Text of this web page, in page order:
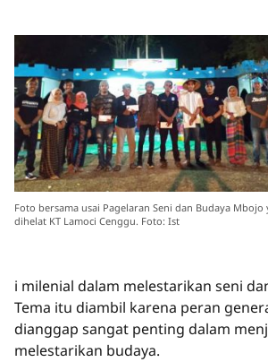
Foto bersama usai Pagelaran Seni dan Budaya Mbojo
dihelat KT Lamoci Cenggu. Foto: Ist
i milenial dalam melestarikan seni
Tema itu diambil karena peran
dianggap sangat penting dalam
melestarikan budaya.